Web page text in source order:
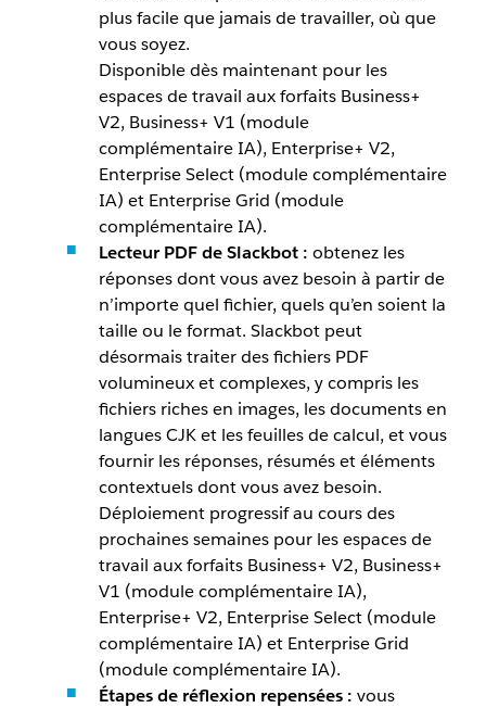
plus facile que jamais de travailler, où que
vous soyez.
Disponible dès maintenant pour les
espaces de travail aux forfaits Business+
V2, Business+ V1 (module
complémentaire IA), Enterprise+ V2,
Enterprise Select (module complémentaire
IA) et Enterprise Grid (module
complémentaire IA).
Lecteur PDF de Slackbot : obtenez les
réponses dont vous avez besoin à partir de
n’importe quel fichier, quels qu’en soient la
taille ou le format. Slackbot peut
désormais traiter des fichiers PDF
volumineux et complexes, y compris les
fichiers riches en images, les documents en
langues CJK et les feuilles de calcul, et vous
fournir les réponses, résumés et éléments
contextuels dont vous avez besoin.
Déploiement progressif au cours des
prochaines semaines pour les espaces de
travail aux forfaits Business+ V2, Business+
V1 (module complémentaire IA),
Enterprise+ V2, Enterprise Select (module
complémentaire IA) et Enterprise Grid
(module complémentaire IA).
Étapes de réflexion repensées : vous